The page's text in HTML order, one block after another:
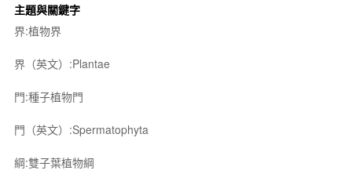
主題與關鍵字
界:植物界
界（英文）:Plantae
門:種子植物門
門（英文）:Spermatophyta
綱:雙子葉植物綱